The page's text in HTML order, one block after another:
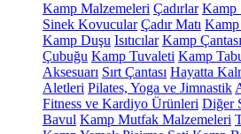
Kamp Malzemeleri Çadırlar Kamp
Sinek Kovucular Çadır Matı Kamp
Kamp Duşu Isıtıcılar Kamp Çantası
Çubuğu Kamp Tuvaleti Kamp
Aksesuarı Sırt Çantası Hayatta
Aletleri Pilates, Yoga ve Jimnastik
Fitness ve Kardiyo Ürünleri Diğer
Bavul Kamp Mutfak Malzemeleri